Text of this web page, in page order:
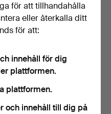
CHARLES EAMES. ”EA 117”
ALUMINIUMSTOL AV R…
Klubbades 29 okt 2025
13 bud
för att tillhandahålla
eller återkalla ditt
för att:
innehåll för dig
plattformen.
plattformen.
och innehåll till dig på